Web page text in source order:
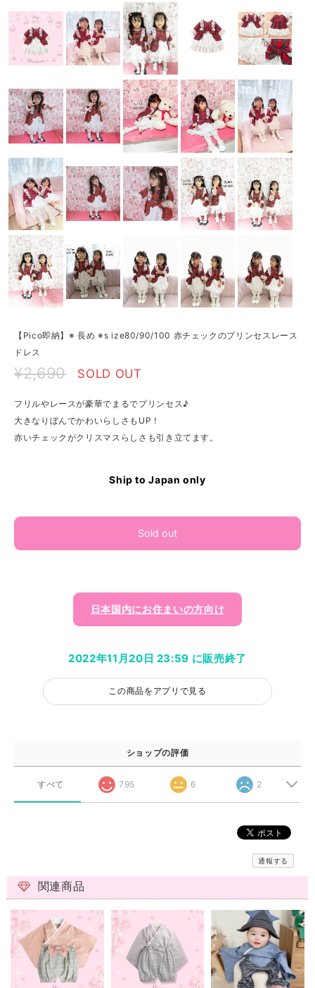
【Pico即納】※ 長め ※s ize80/90/100 赤チェックのプリンセスレース
ドレス
¥2,690 SOLD OUT
フリルやレースが豪華でまるでプリンセス♪
大きなりぼんでかわいらしさもUP！
赤いチェックがクリスマスらしさも引き立てます。
Ship to Japan only
Sold out
日本国内にお住まいの方向け
2022年11月20日 23:59 に販売終了
この商品をアプリで見る
ショップの評価
すべて 795 6 2
通報する
関連商品